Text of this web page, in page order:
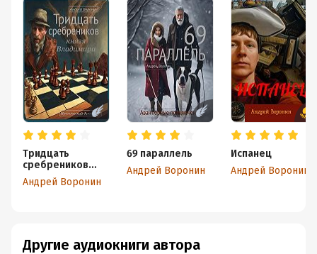
Тридцать
сребреников
князя Владимира
Андрей Воронин
69 параллель
Андрей Воронин
Испанец
Андрей Воронин
Другие аудиокниги автора